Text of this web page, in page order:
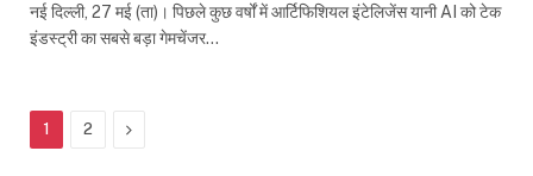
नई दिल्ली, 27 मई (ता)। पिछले कुछ वर्षों में आर्टिफिशियल इंटेलिजेंस यानी AI को टेक
इंडस्ट्री का सबसे बड़ा गेमचेंजर…
1 2 Next